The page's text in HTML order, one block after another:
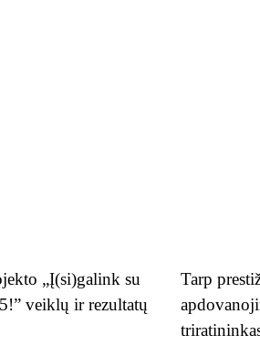
„Į(si)galink su
veiklų ir rezultatų
Tarp